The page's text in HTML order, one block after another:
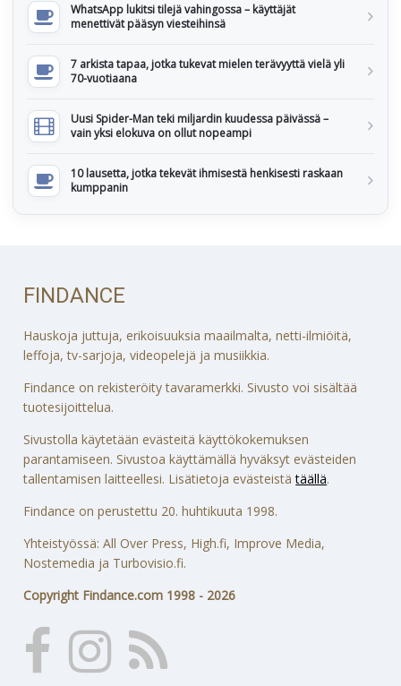
WhatsApp lukitsi tilejä vahingossa – käyttäjät
menettivät pääsyn viesteihinsä
7 arkista tapaa, jotka tukevat mielen terävyyttä vielä yli
70-vuotiaana
Uusi Spider-Man teki miljardin kuudessa päivässä –
vain yksi elokuva on ollut nopeampi
10 lausetta, jotka tekevät ihmisestä henkisesti raskaan
kumppanin
FINDANCE
Hauskoja juttuja, erikoisuuksia maailmalta, netti-ilmiöitä,
leffoja, tv-sarjoja, videopelejä ja musiikkia.
Findance on rekisteröity tavaramerkki. Sivusto voi sisältää
tuotesijoittelua.
Sivustolla käytetään evästeitä käyttökokemuksen
parantamiseen. Sivustoa käyttämällä hyväksyt evästeiden
tallentamisen laitteellesi. Lisätietoja evästeistätäällä.
Findance on perustettu 20. huhtikuuta 1998.
Yhteistyössä: All Over Press, High.fi, Improve Media,
Nostemedia ja Turbovisio.fi.
Copyright Findance.com 1998 - 2026